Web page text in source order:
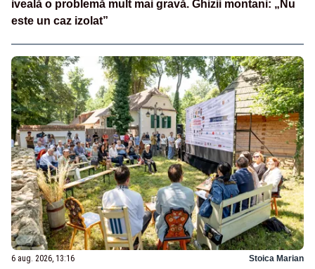
iveală o problemă mult mai gravă. Ghizii montani: „Nu
este un caz izolat”
6 aug. 2026, 13:16 Stoica Marian